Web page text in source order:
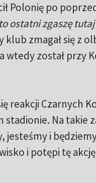
Polonię po
ostatni zgaszę tutaj
klub zmagał się z
wtedy został przy
reakcji Czarnych
stadionie. Na takie
jesteśmy i
i potępi tę